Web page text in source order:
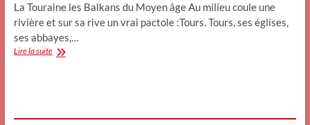
La Touraine les Balkans du Moyen âge Au milieu coule une
rivière et sur sa rive un vrai pactole :Tours. Tours, ses églises,
ses abbayes,…
Lire la suiteLa